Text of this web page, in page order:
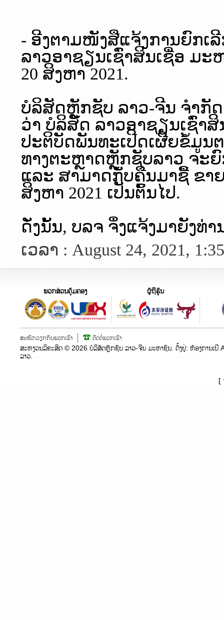
- ອີງຕາມໜັງສືແຈ້ງການຍົກເ
ລາວອາຊຽນເຊົ່າສິນເຊື່ອ ມະ
20 ສິງຫາ 2021.
ບໍລິສັດຫຼັກຊັບ ລາວ-ຈີນ ຈຳກັ
ວ່າ ບໍລິສັດ ລາວອາຊຽນເຊົ່າ
ປະຕິບັດພັນທະເປີດເຜີຍຂໍ້ມູນ
ທາງຕະຫຼາດຫຼັກຊັບລາວ ຈະ
ແລະ ສາມາດກັບຄືນມາຊື້ ຂາ
ສິງຫາ 2021 ເປັນຕົ້ນໄປ.
ດັ່ງນັ້ນ, ບລຈ ຈຶ່ງແຈ້ງມາຍັງທ່າ
ເວລາ : August 24, 2021,
ພວກສ່ວນຄຸ້ມຄອງ ຜູ້ຖືຮຸ້ນ
ສະໝັກວຽກກັບພວກເຮົາ ຕິດຕໍ່ພວກເຮົາ
ສະຫງວນລິຂະສິດ © 2026 ບໍລິສັດຫຼັກຊັບ ລາວ-ຈີນ ມະຫາຊົນ. ຕັ້ງຢູ່:​ ຫ້ອງການເບີ
ລາວ.
[